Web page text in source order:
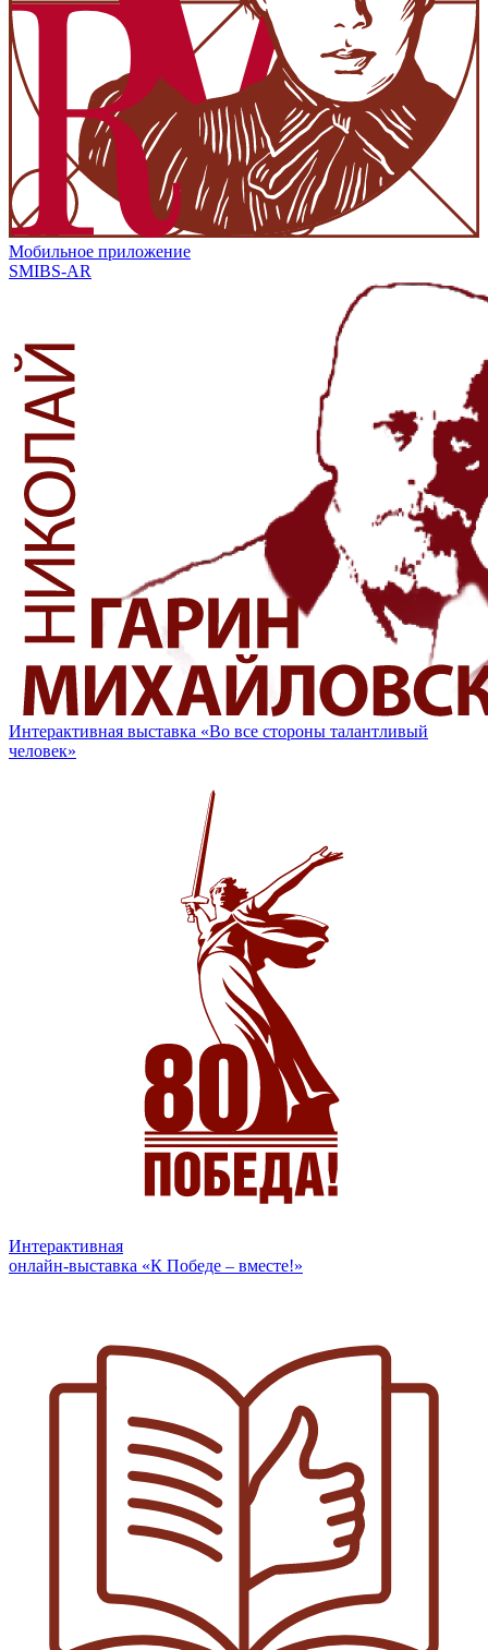
Мобильное приложение
SMIBS-AR
Интерактивная выставка «Во все стороны талантливый
человек»
Интерактивная
онлайн-выставка «К Победе – вместе!»